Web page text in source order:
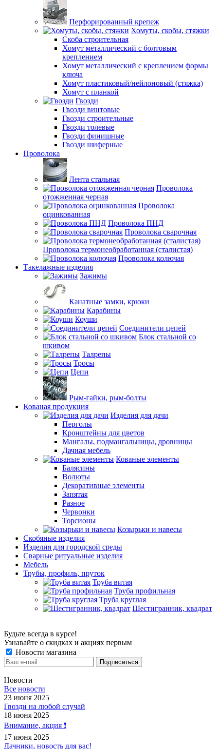
Перфорированный крепеж
Хомуты, скобы, стяжки
Скоба строительная
Хомут металлический с болтовым
креплением
Хомут металлический с креплением формы
ключа
Хомут пластиковый/нейлоновый (стяжка)
Хомут с планкой
Гвозди
Гвозди винтовые
Гвозди строительные
Гвозди толевые
Гвозди финишные
Гвозди шиферные
Проволока
Лента стальная
Проволока
отожженная черная
Проволока
оцинкованная
Проволока ПНД
Проволока сварочная
Проволока термонеобработанная (сталистая)
Проволока колючая
Такелажные изделия
Зажимы
Канатные замки, крюки
Карабины
Коуши
Соединители цепей
Блок стальной со
шкивом
Талрепы
Тросы
Цепи
Рым-гайки, рым-болты
Кованая продукция
Изделия для дачи
Перголы
Кронштейны для цветов
Мангалы, подмангальницы, дровницы
Дачная мебель
Кованые элементы
Балясины
Волюты
Декоративные элементы
Запятая
Разное
Червонки
Торсионы
Козырьки и навесы
Скобяные изделия
Изделия для городской среды
Сварные ритуальные изделия
Мебель
Трубы, профиль, пруток
Труба витая
Труба профильная
Труба круглая
Шестигранник, квадрат
Будьте всегда в курсе!
Узнавайте о скидках и акциях первым
Новости магазина
Новости
Все новости
23 июня 2025
Гвозди на любой случай
18 июня 2025
Внимание, акция ❗️
17 июня 2025
Дачники, новость для вас!